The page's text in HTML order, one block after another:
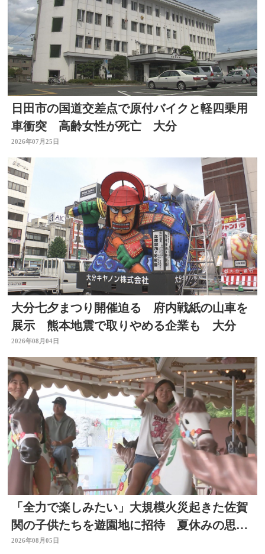
日田市の国道交差点で原付バイクと軽四乗用
車衝突 高齢女性が死亡 大分
2026年07月25日
大分七夕まつり開催迫る 府内戦紙の山車を
展示 熊本地震で取りやめる企業も 大分
2026年08月04日
「全力で楽しみたい」大規模火災起きた佐賀
関の子供たちを遊園地に招待 夏休みの思い
出作りに 大分
2026年08月05日